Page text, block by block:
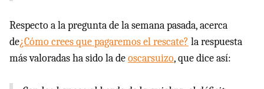
Respecto a la pregunta de la semana pasada, acerca
de¿Cómo crees que pagaremos el rescate? la respuesta
más valoradas ha sido la deoscarsuizo, que dice así: